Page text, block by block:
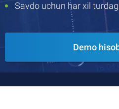
Savdo uchun har xil
Demo